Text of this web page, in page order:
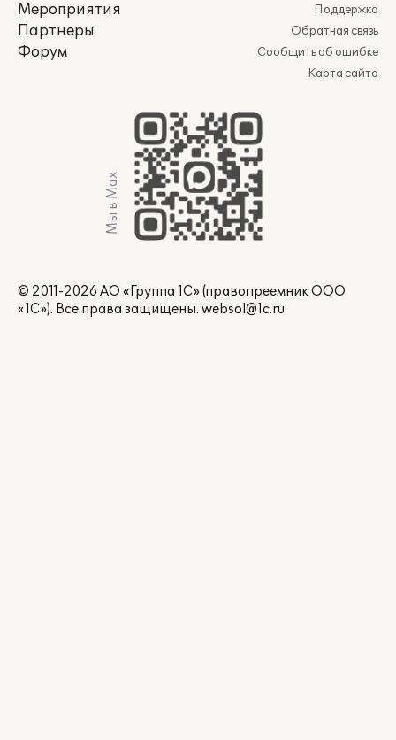
Мероприятия
Партнеры
Форум
Поддержка
Обратная связь
Сообщить об ошибке
Карта сайта
Мы в Max
© 2011-2026 АО «Группа 1С» (правопреемник ООО
«1С»). Все права защищены. websol@1c.ru